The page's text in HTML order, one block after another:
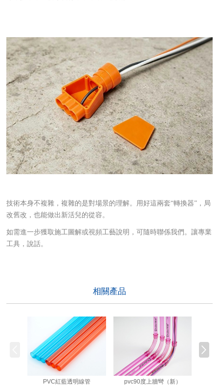
技術本身不複雜，複雜的是對場景的理解。用好這兩套“轉換器”，局
改舊改，也能做出新活兒的從容。
如需進一步獲取施工圖解或視頻工藝說明，可隨時聯係我們。讓專業
工具，說話。
相關產品
PVC紅藍透明線管 pvc90度上牆彎（新）